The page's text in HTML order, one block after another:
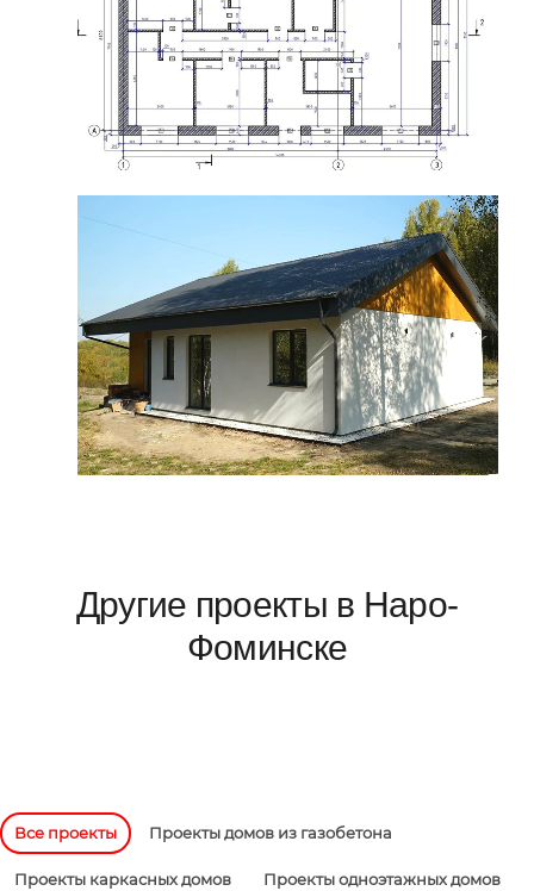
Другие проекты в Наро-
Фоминске
Все проекты Проекты домов из газобетона
Проекты каркасных домов Проекты одноэтажных домов